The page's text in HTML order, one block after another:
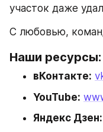
участок даже
С любовью,
Наши ресурсы:
вКонтакте:
YouTube:
Яндекс Дзен: